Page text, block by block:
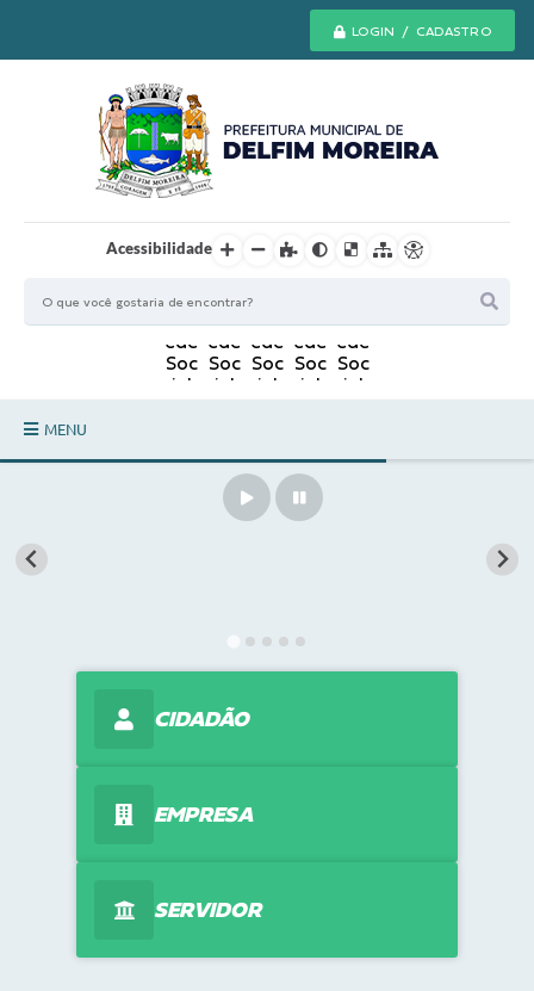
LOGIN / CADASTRO
Acessibilidade
MENU
Transparência
CAPINA ECOLÓGICA
Listas de Espera - Unidade Básica de Saúde
AQUI TEM SEBRAE
DOCUMENTOS
ALDIR BLANC 2025
CIDADÃO
EMPRESA
SERVIDOR